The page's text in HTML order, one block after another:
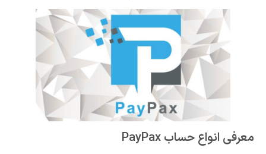
معرفی انواع حساب PayPax